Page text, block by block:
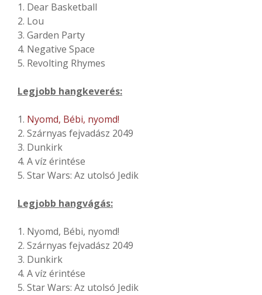
1. Dear Basketball
2. Lou
3. Garden Party
4. Negative Space
5. Revolting Rhymes
Legjobb hangkeverés:
1. Nyomd, Bébi, nyomd!
2. Szárnyas fejvadász 2049
3. Dunkirk
4. A víz érintése
5. Star Wars: Az utolsó Jedik
Legjobb hangvágás:
1. Nyomd, Bébi, nyomd!
2. Szárnyas fejvadász 2049
3. Dunkirk
4. A víz érintése
5. Star Wars: Az utolsó Jedik